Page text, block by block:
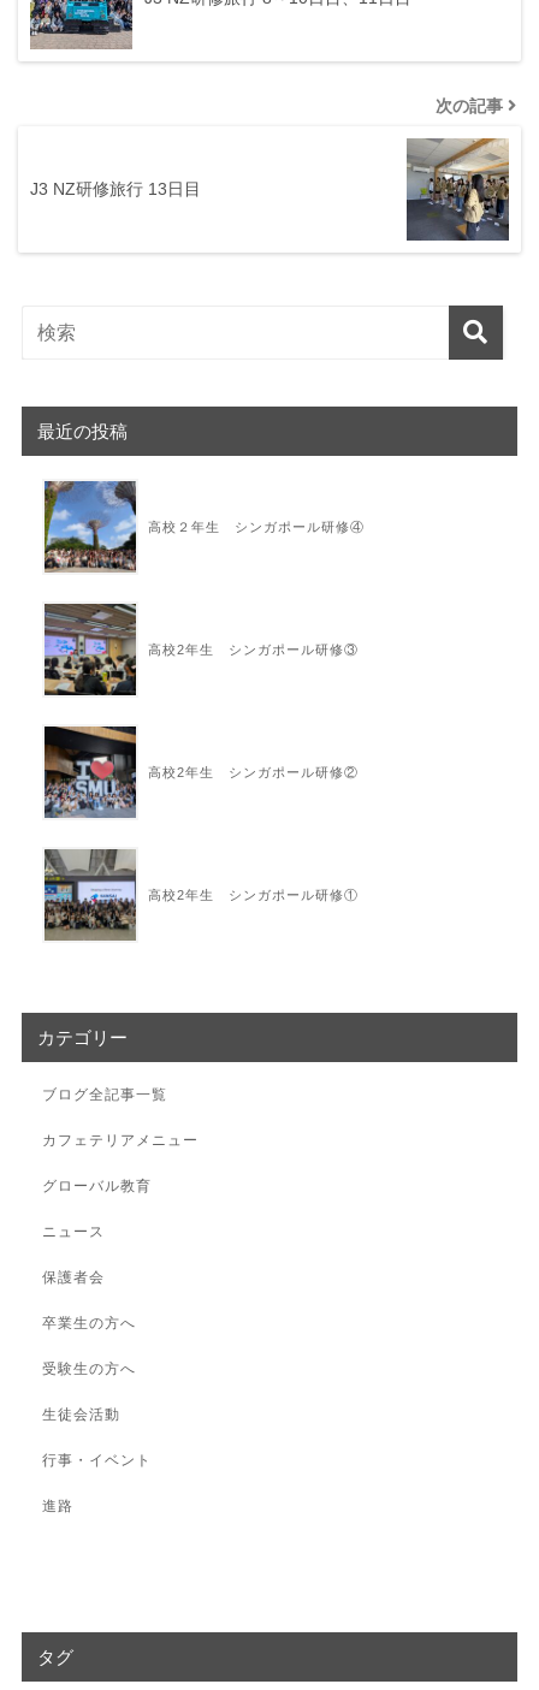
次の記事
J3 NZ研修旅行 13日目
最近の投稿
高校２年生 シンガポール研修④
高校2年生 シンガポール研修③
高校2年生 シンガポール研修②
高校2年生 シンガポール研修①
カテゴリー
ブログ全記事一覧
カフェテリアメニュー
グローバル教育
ニュース
保護者会
卒業生の方へ
受験生の方へ
生徒会活動
行事・イベント
進路
タグ